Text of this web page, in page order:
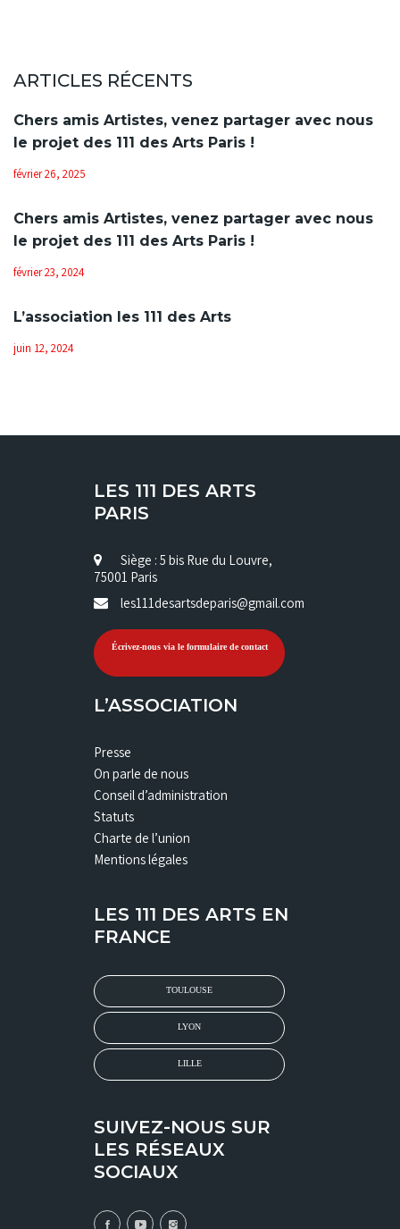
ARTICLES RÉCENTS
Chers amis Artistes, venez partager avec nous
le projet des 111 des Arts Paris !
février 26, 2025
Chers amis Artistes, venez partager avec nous
le projet des 111 des Arts Paris !
février 23, 2024
L’association les 111 des Arts
juin 12, 2024
LES 111 DES ARTS
PARIS
Siège : 5 bis Rue du Louvre,
75001 Paris
les111desartsdeparis@gmail.com
Écrivez-nous via le formulaire de contact
L’ASSOCIATION
Presse
On parle de nous
Conseil d’administration
Statuts
Charte de l’union
Mentions légales
LES 111 DES ARTS EN
FRANCE
TOULOUSE
LYON
LILLE
SUIVEZ-NOUS SUR
LES RÉSEAUX
SOCIAUX